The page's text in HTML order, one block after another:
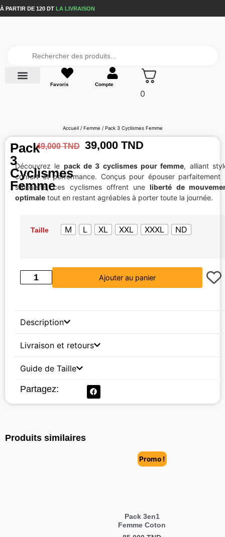
À PARTIR DE 120 DT LA LIVRAISON
Favoris Compte
0
Accueil/ Femme / Pack 3 Cyclismes Femme
Pack
3
Cyclismes
Femme
49,000TND 39,000 TND
Découvrez le pack de 3 cyclismes pour femme, alliant
confort et performance. Conçus pour épouser parfaitement
silhouette, ces cyclismes offrent uneliberté de
optimale tout en restant agréables à porter toute la journée.
Taille M L XL XXL XXXL ND
Ajouter au panier
Description
Livraison et retours
Guide de Taille
Partagez:
Produits similaires
Promo !
Pack 3en1
Femme Coton